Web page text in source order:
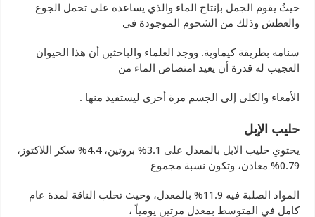
حيثُ يقوم الجمل بإنتاج الماء والذي يساعده على تحمل الجوع
والعطش وذلك من الشحوم الموجودة في
سنامه بطريقة كيماوية. ووجد العلماء والباحثين أن هذا الحيوان
العجيب له قدرة أن يعيد امتصاص الماء من
الأمعاء والكلى إلى الجسم مرة أخرى ليستفيد منها .
حليب الإبل
يحتوي حليب الابل بالمعدل على 3.1% بروتين، 4.4% سكر اللاكتوز،
0.79% معادن، وتكون نسبة مجموع
المواد الصلبة فيه 11.9% بالمعدل، وحيث تحلب الناقة لمدة عام
كامل في المتوسط بمعدل مرتين يومياً ،